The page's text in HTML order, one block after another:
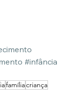
#infância
famíliacriança